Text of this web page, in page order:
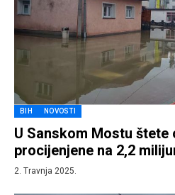
BIH NOVOSTI
U Sanskom Mostu štete
procijenjene na 2,2
2. Travnja 2025.